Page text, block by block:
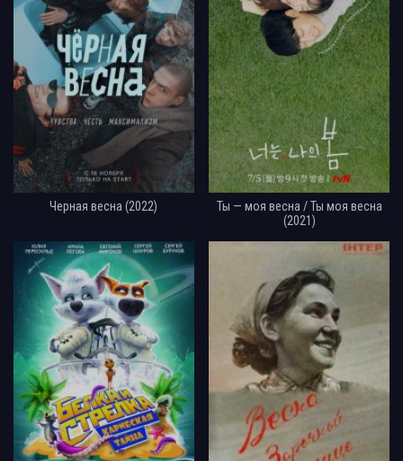
Черная весна (2022)
Ты — моя весна / Ты моя весна
(2021)